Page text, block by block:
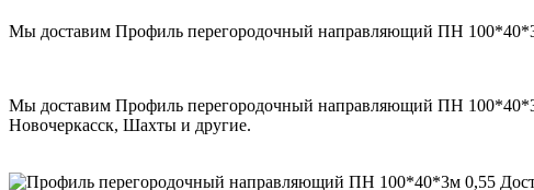
Мы доставим Профиль перегородочный направляющий ПН
Мы доставим Профиль перегородочный направляющий ПН
Новочеркасск, Шахты и другие.